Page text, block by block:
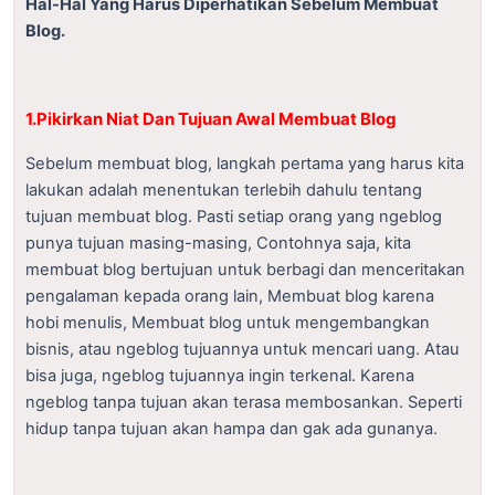
Hal-Hal Yang Harus Diperhatikan Sebelum Membuat
Blog.
1.Pikirkan Niat Dan Tujuan Awal Membuat Blog
Sebelum membuat blog, langkah pertama yang harus kita
lakukan adalah menentukan terlebih dahulu tentang
tujuan membuat blog. Pasti setiap orang yang ngeblog
punya tujuan masing-masing, Contohnya saja, kita
membuat blog bertujuan untuk berbagi dan menceritakan
pengalaman kepada orang lain, Membuat blog karena
hobi menulis, Membuat blog untuk mengembangkan
bisnis, atau ngeblog tujuannya untuk mencari uang. Atau
bisa juga, ngeblog tujuannya ingin terkenal. Karena
ngeblog tanpa tujuan akan terasa membosankan. Seperti
hidup tanpa tujuan akan hampa dan gak ada gunanya.